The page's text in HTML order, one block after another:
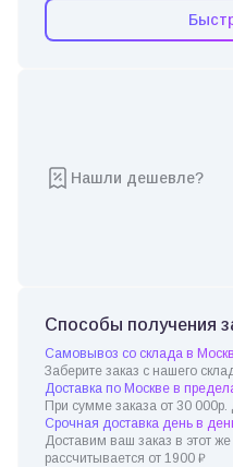
Нашли дешевле?
Способы получения
Самовывоз со склада в
Заберите заказ с нашего
Доставка по Москве в
При сумме заказа от 30 000р.
Срочная доставка день в
Доставим ваш заказ в этот
рассчитывается от 1900 ₽